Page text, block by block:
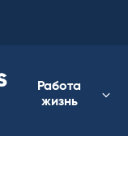
Работа
жизнь